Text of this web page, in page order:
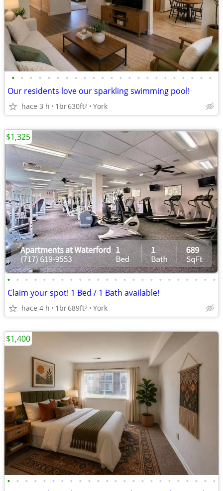
• • • • • • • • • • • • • • • • • • • • • • •
Our residents love our sparkling swimming pool!
hace 3 h 1br630ft2 York
• • • • • • • • • • • • • • • • • • • • • • • •
Claim your spot! 1 Bed / 1 Bath available!
hace 4 h 1br689ft2 York
$1,325
• • • • • • • • • • • • • • • • • • • • • • • •
$1,400